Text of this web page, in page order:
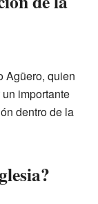
Agüero, quien
importante
dentro de la